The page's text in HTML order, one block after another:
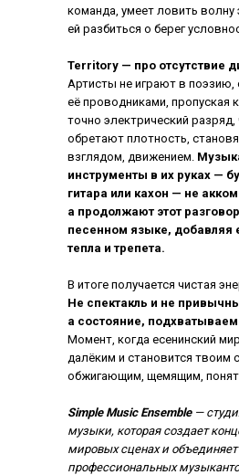
команда, умеет ловить волну
ей разбиться о берег
Territory — про отсутствие
Артисты не играют в поэзию,
её проводниками, пропуская
точно электрический
обретают плотность,
взглядом, движением.
инструменты в их руках —
гитара или кахон — не
а продолжают этот
песенном языке, добавляя
тепла и трепета.
В итоге получается чистая
Не спектакль и не
а состояние,
Момент, когда есенинский
далёким и становится твоим
обжигающим, щемящим,
Simple Music Ensemble —
музыки, которая создает
мировых сценах и объединяет
профессиональных